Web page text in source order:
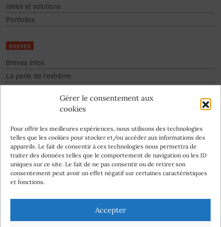
Gérer le consentement aux
cookies
Pour offrir les meilleures expériences, nous utilisons des technologies
telles que les cookies pour stocker et/ou accéder aux informations des
appareils. Le fait de consentir à ces technologies nous permettra de
traiter des données telles que le comportement de navigation ou les ID
uniques sur ce site. Le fait de ne pas consentir ou de retirer son
consentement peut avoir un effet négatif sur certaines caractéristiques
et fonctions.
Accepter
Idées et solutions
Portfolios
BRÈVES
Brèves infos
La perle de l’extrême
Fake
Culture pour tous
Abonnez-vous
Nos auteurs
Qui Charte mentions Contact Politique de